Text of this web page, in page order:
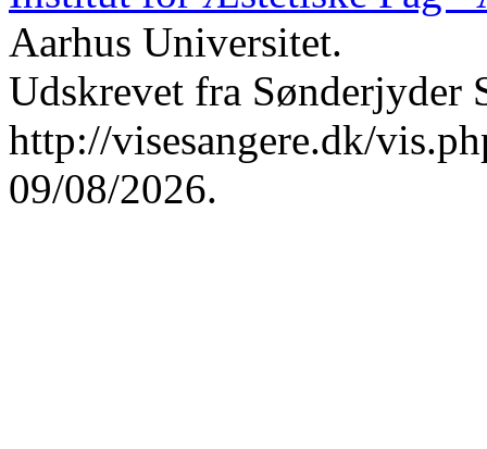
Aarhus Universitet.
Udskrevet fra Sønderjyder
http://visesangere.dk/
09/08/2026.